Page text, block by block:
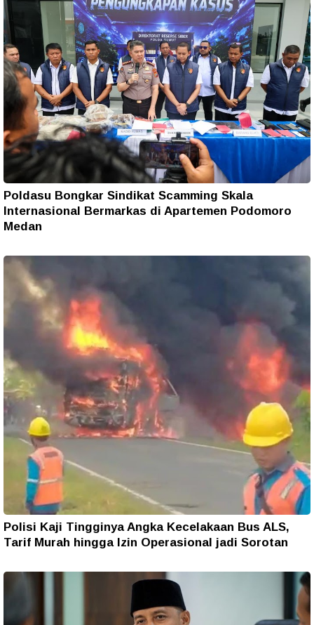
Poldasu Bongkar Sindikat Scamming Skala
Internasional Bermarkas di Apartemen Podomoro
Medan
Polisi Kaji Tingginya Angka Kecelakaan Bus ALS,
Tarif Murah hingga Izin Operasional jadi Sorotan